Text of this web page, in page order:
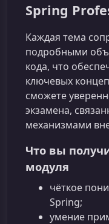
Spring
Каждая тема
подробными
кода, что
ключевых
сможете
экзамена,
механизмами
Что вы
модуля
чёткое
Spring;
умение